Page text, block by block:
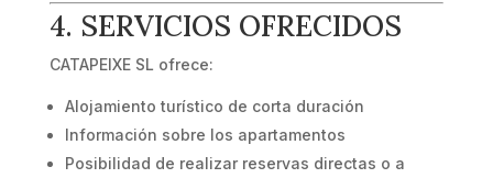
4. SERVICIOS OFRECIDOS
CATAPEIXE SL ofrece:
Alojamiento turístico de corta duración
Información sobre los apartamentos
Posibilidad de realizar reservas directas o a